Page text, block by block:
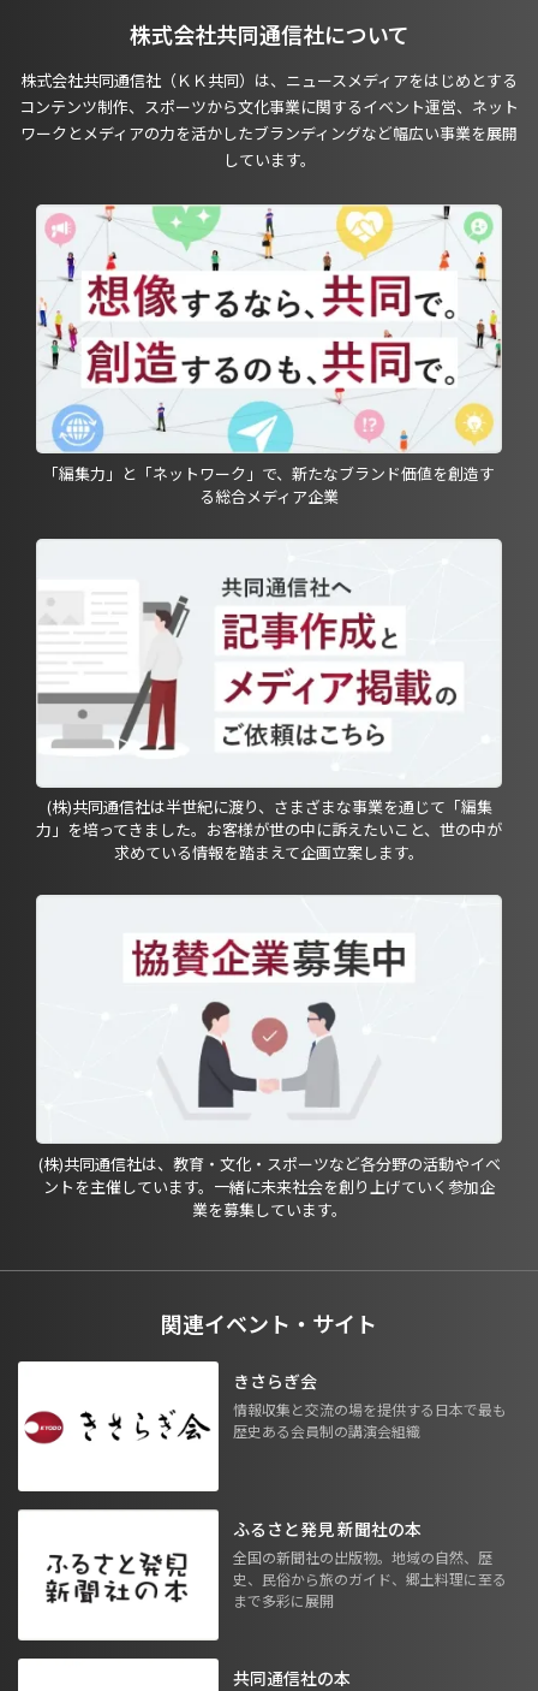
株式会社共同通信社について
株式会社共同通信社（ＫＫ共同）は、ニュースメディアをはじめとする
コンテンツ制作、スポーツから文化事業に関するイベント運営、ネット
ワークとメディアの力を活かしたブランディングなど幅広い事業を展開
しています。
「編集力」と「ネットワーク」で、新たなブランド価値を創造す
る総合メディア企業
(株)共同通信社は半世紀に渡り、さまざまな事業を通じて「編集
力」を培ってきました。お客様が世の中に訴えたいこと、世の中が
求めている情報を踏まえて企画立案します。
(株)共同通信社は、教育・文化・スポーツなど各分野の活動やイベ
ントを主催しています。一緒に未来社会を創り上げていく参加企
業を募集しています。
関連イベント・サイト
きさらぎ会
情報収集と交流の場を提供する日本で最も
歴史ある会員制の講演会組織
ふるさと発見 新聞社の本
全国の新聞社の出版物。地域の自然、歴
史、民俗から旅のガイド、郷土料理に至る
まで多彩に展開
共同通信社の本